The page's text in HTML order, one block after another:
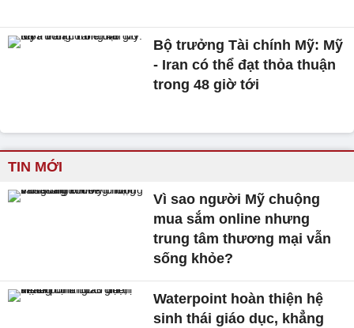
Bộ trưởng Tài chính Mỹ: Mỹ
- Iran có thể đạt thỏa thuận
trong 48 giờ tới
TIN MỚI
Vì sao người Mỹ chuộng
mua sắm online nhưng
trung tâm thương mại vẫn
sống khỏe?
Waterpoint hoàn thiện hệ
sinh thái giáo dục, khẳng